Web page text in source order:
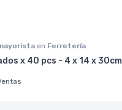
en Ferretería
x 40 pcs - 4 x 14 x 30cm